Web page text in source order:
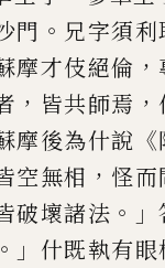
門 。 兄字須
摩才伎絕倫 ，
， 皆共師焉 ，
摩後為什說 《
空無相 ， 怪而
破壞諸法 。」
。」 什既執有眼